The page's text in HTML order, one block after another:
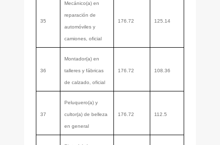
35
Mecánico(a) en
reparación de
automóviles y
camiones, oficial
176.72 125.14
36
Montador(a) en
talleres y fábricas
de calzado, oficial
176.72 108.36
37
Peluquero(a) y
cultor(a) de belleza
en general
176.72 112.5